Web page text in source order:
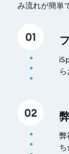
み流れが簡単
弊
ち